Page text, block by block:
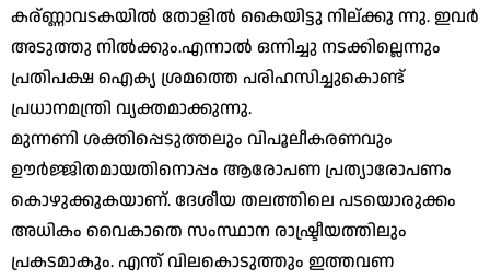
കര്ണ്ണാവടകയില്‍ തോളില്‍ കൈയിട്ടു നില്ക്കു ന്നു. ഇവര്‍
അടുത്തു നില്‍ക്കും.എന്നാല്‍ ഒന്നിച്ചു നടക്കില്ലെന്നും
പ്രതിപക്ഷ ഐക്യ ശ്രമത്തെ പരിഹസിച്ചുകൊണ്ട്
പ്രധാനമന്ത്രി വ്യക്തമാക്കുന്നു.
മുന്നണി ശക്തിപ്പെടുത്തലും വിപൂലീകരണവും
ഊര്‍ജ്ജിതമായതിനൊപ്പം ആരോപണ പ്രത്യാരോപണം
കൊഴുക്കുകയാണ്. ദേശീയ തലത്തിലെ പടയൊരുക്കം
അധികം വൈകാതെ സംസ്ഥാന രാഷ്ട്രീയത്തിലും
പ്രകടമാകും. എന്ത് വിലകൊടുത്തും ഇത്തവണ